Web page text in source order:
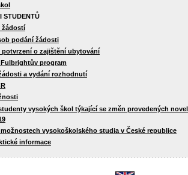
STUDENTŮ
žádostí
podání žádosti
potvrzení o zajištění ubytování
Fulbrightův program
a vydání rozhodnutí
vysokých škol týkající se změn provedených
vysokoškolského studia v České republice
informace